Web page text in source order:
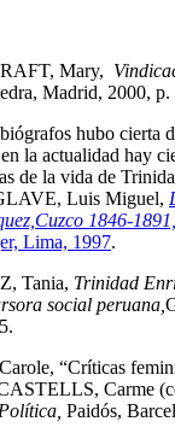
Mary,
Madrid, 2000, p.
hubo cierta
la actualidad hay
de la vida de
Luis Miguel,
1846-1891,
Lima, 1997.
Tania, Trinidad
social peruana,
“Críticas
Carme
Paidós,